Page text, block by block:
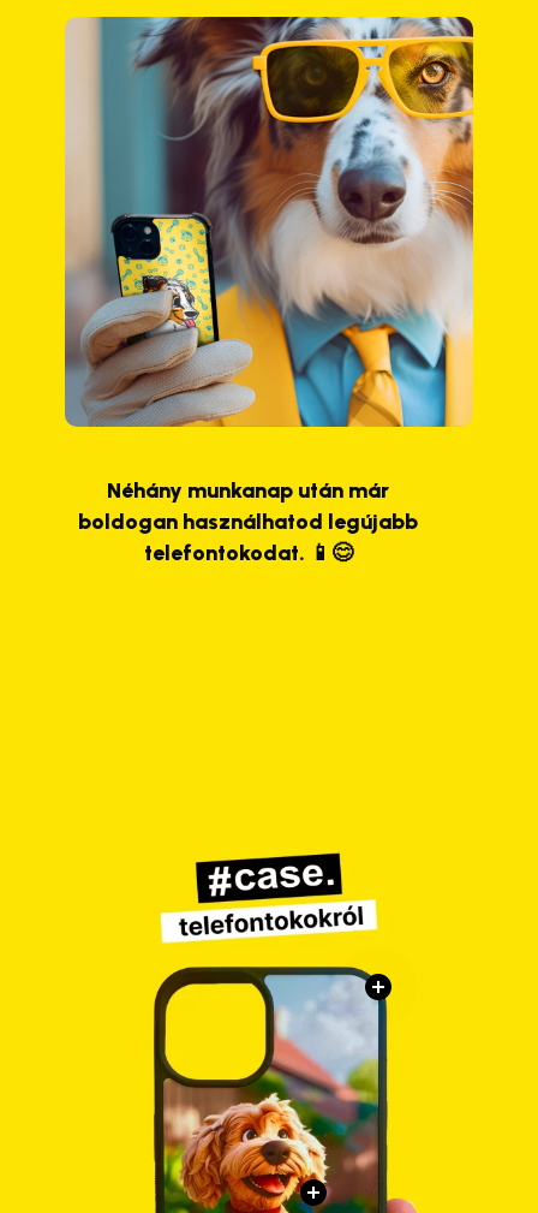
Néhány munkanap után már
boldogan használhatod legújabb
telefontokodat. 📱😊